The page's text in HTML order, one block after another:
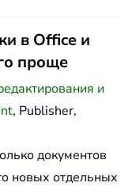
в Office и
проще
и
, Publisher,
документов
новых отдельных